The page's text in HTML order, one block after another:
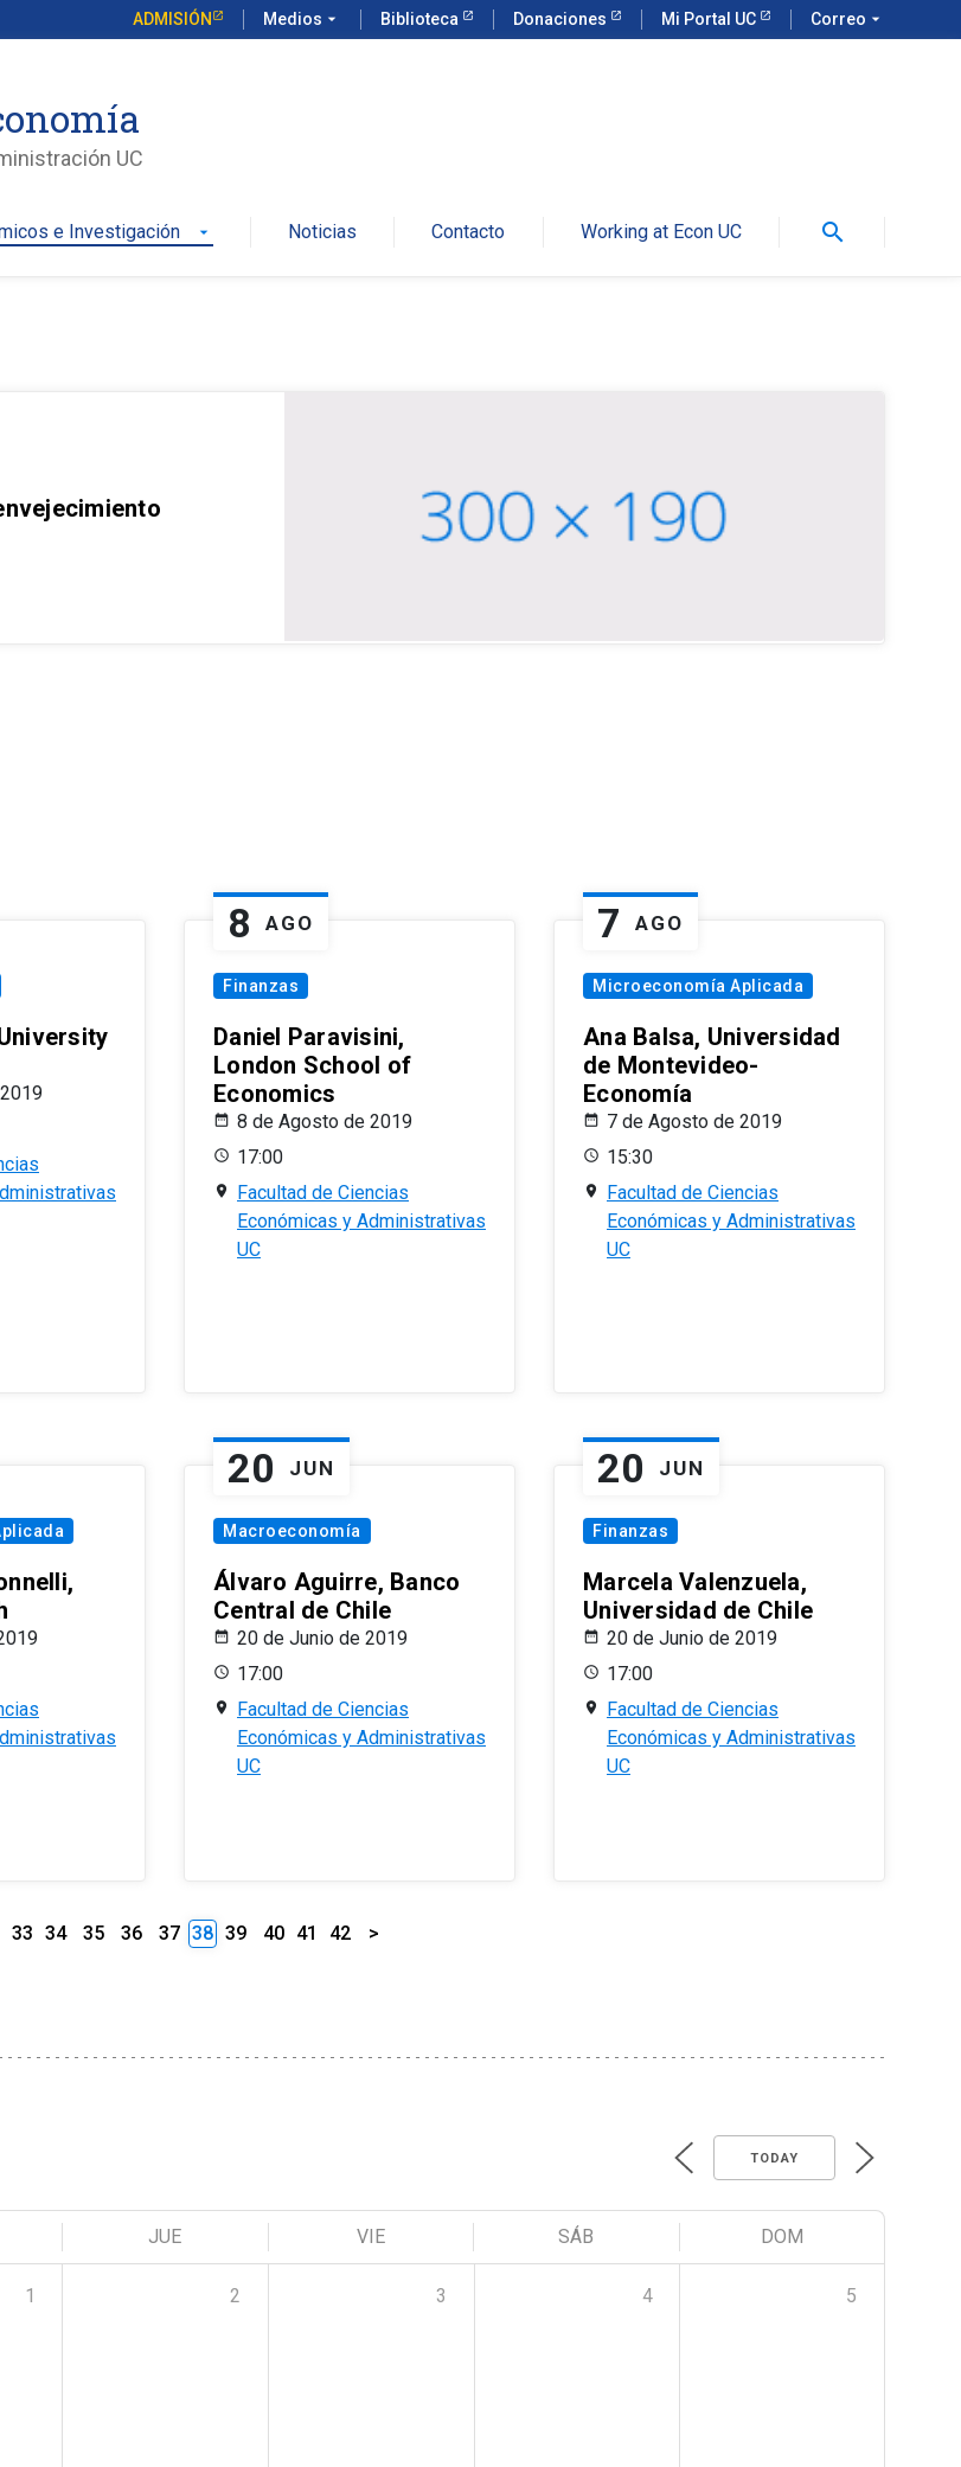
ADMISIÓN Medios arrow_drop_down Biblioteca Donaciones Mi Portal UC Correo arrow_drop_down
UC
e Investigación arrow_drop_down Noticias Contacto Working at Econ UC search
8 AGO
Finanzas
Daniel Paravisini,
London School of
Economics
8 de Agosto de 2019
17:00
Facultad de Ciencias
Económicas y Administrativas
UC
7 AGO
Microeconomía Aplicada
Ana Balsa, Universidad
de Montevideo-
Economía
7 de Agosto de 2019
15:30
Facultad de Ciencias
Económicas y Administrativas
UC
20 JUN
Macroeconomía
Álvaro Aguirre, Banco
Central de Chile
20 de Junio de 2019
17:00
Facultad de Ciencias
Económicas y Administrativas
UC
20 JUN
Finanzas
Marcela Valenzuela,
Universidad de Chile
20 de Junio de 2019
17:00
Facultad de Ciencias
Económicas y Administrativas
UC
33 34 35 36 37 38 39 40 41 42 >
TODAY
JUE VIE SÁB DOM
1 2 3 4 5